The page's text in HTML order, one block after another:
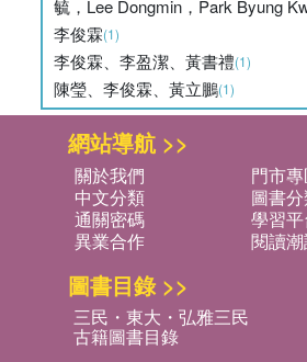
毓，Lee Dongmin，Park Byung
李俊霖(1)
李俊霖、李盈潔、黃書禮(1)
陳瑩、李俊霖、黃立鵬(1)
網站導航 >>
關於我們 門市
中文分類
圖書
通關密碼
學習平
異業合作
閱讀
圖書目錄 >>
三民・東大・弘雅三民
古籍圖書目錄